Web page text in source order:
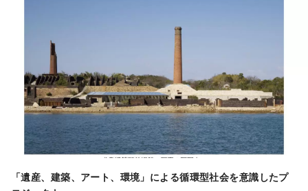
「遺産、建築、アート、環境」による循環型社会を意識したプ